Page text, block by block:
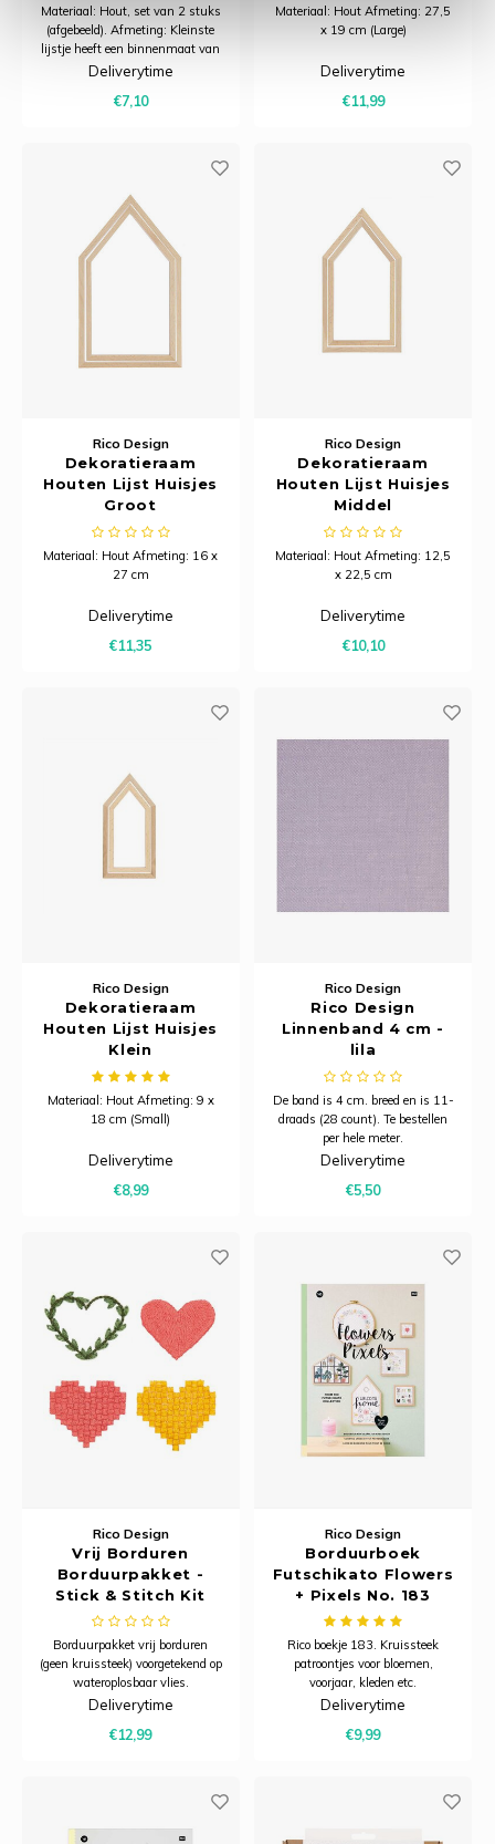
Materiaal: Hout, set van 2 stuks
(afgebeeld). Afmeting: Kleinste
lijstje heeft een binnenmaat van
4 x 4 cm. Grootste lijstje heeft
cm
Deliverytime
€7,10
Materiaal: Hout Afmeting: 27,5
x 19 cm (Large)
Deliverytime
€11,99
Rico Design
Dekoratieraam
Houten Lijst Huisjes
Groot
Materiaal: Hout Afmeting: 16 x
27 cm
Deliverytime
€11,35
Rico Design
Dekoratieraam
Houten Lijst Huisjes
Middel
Materiaal: Hout Afmeting: 12,5
x 22,5 cm
Deliverytime
€10,10
Rico Design
Dekoratieraam
Houten Lijst Huisjes
Klein
Materiaal: Hout Afmeting: 9 x
18 cm (Small)
Deliverytime
€8,99
Rico Design
Rico Design
Linnenband 4 cm -
lila
De band is 4 cm. breed en is 11-
draads (28 count). Te bestellen
per hele meter.
Deliverytime
€5,50
Rico Design
Vrij Borduren
Borduurpakket -
Stick & Stitch Kit
Pixel Art Hearts
Borduurpakket vrij borduren
(geen kruissteek) voorgetekend op
wateroplosbaar vlies.
Deliverytime
€12,99
Rico Design
Borduurboek
Futschikato Flowers
+ Pixels No. 183
Rico boekje 183. Kruissteek
patroontjes voor bloemen,
voorjaar, kleden etc.
Deliverytime
€9,99